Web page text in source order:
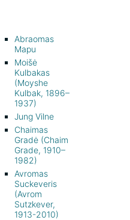
Abraomas
Mapu
Moišė
Kulbakas
(Moyshe
Kulbak, 1896–
1937)
Jung Vilne
Chaimas
Gradė (Chaim
Grade, 1910–
1982)
Avromas
Suckeveris
(Avrom
Sutzkever,
1913-2010)